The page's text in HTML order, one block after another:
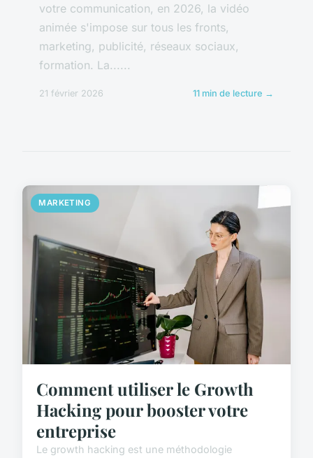
votre communication, en 2026, la vidéo
animée s'impose sur tous les fronts,
marketing, publicité, réseaux sociaux,
formation. La......
21 février 2026 11 min de lecture →
MARKETING
Comment utiliser le Growth
Hacking pour booster votre
entreprise
Le growth hacking est une méthodologie